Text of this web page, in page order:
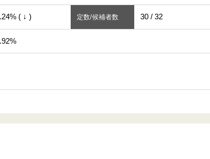
( ↓ ) 定数/候補者数 30 / 32